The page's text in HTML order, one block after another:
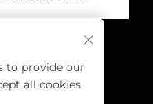
to provide our
all cookies,